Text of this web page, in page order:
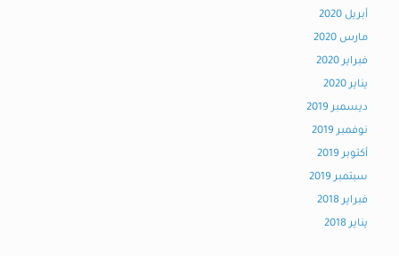
أبريل 2020
مارس 2020
فبراير 2020
يناير 2020
ديسمبر 2019
نوفمبر 2019
أكتوبر 2019
سبتمبر 2019
فبراير 2018
يناير 2018